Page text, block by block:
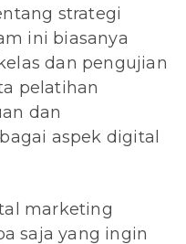
strategi
ini biasanya
dan pengujian
pelatihan
dan
aspek digital
marketing
saja yang ingin